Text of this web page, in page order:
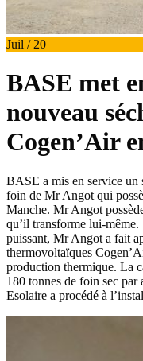
Juil / 20
BASE met
nouveau
Cogen’Air
BASE a mis en service un
foin de Mr Angot qui
Manche. Mr Angot
qu’il transforme lui-même.
puissant, Mr Angot a fait
thermovoltaïques
production thermique. La
180 tonnes de foin sec par
Esolaire a procédé à